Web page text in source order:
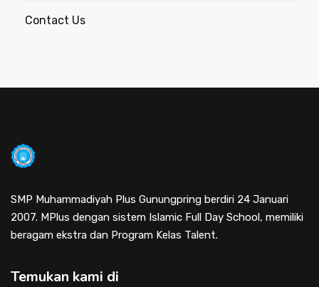
Contact Us
SMP Muhammadiyah Plus Gunungpring berdiri 24 Januari
2007. MPlus dengan sistem Islamic Full Day School, memiliki
beragam ekstra dan Program Kelas Talent.
Temukan kami di